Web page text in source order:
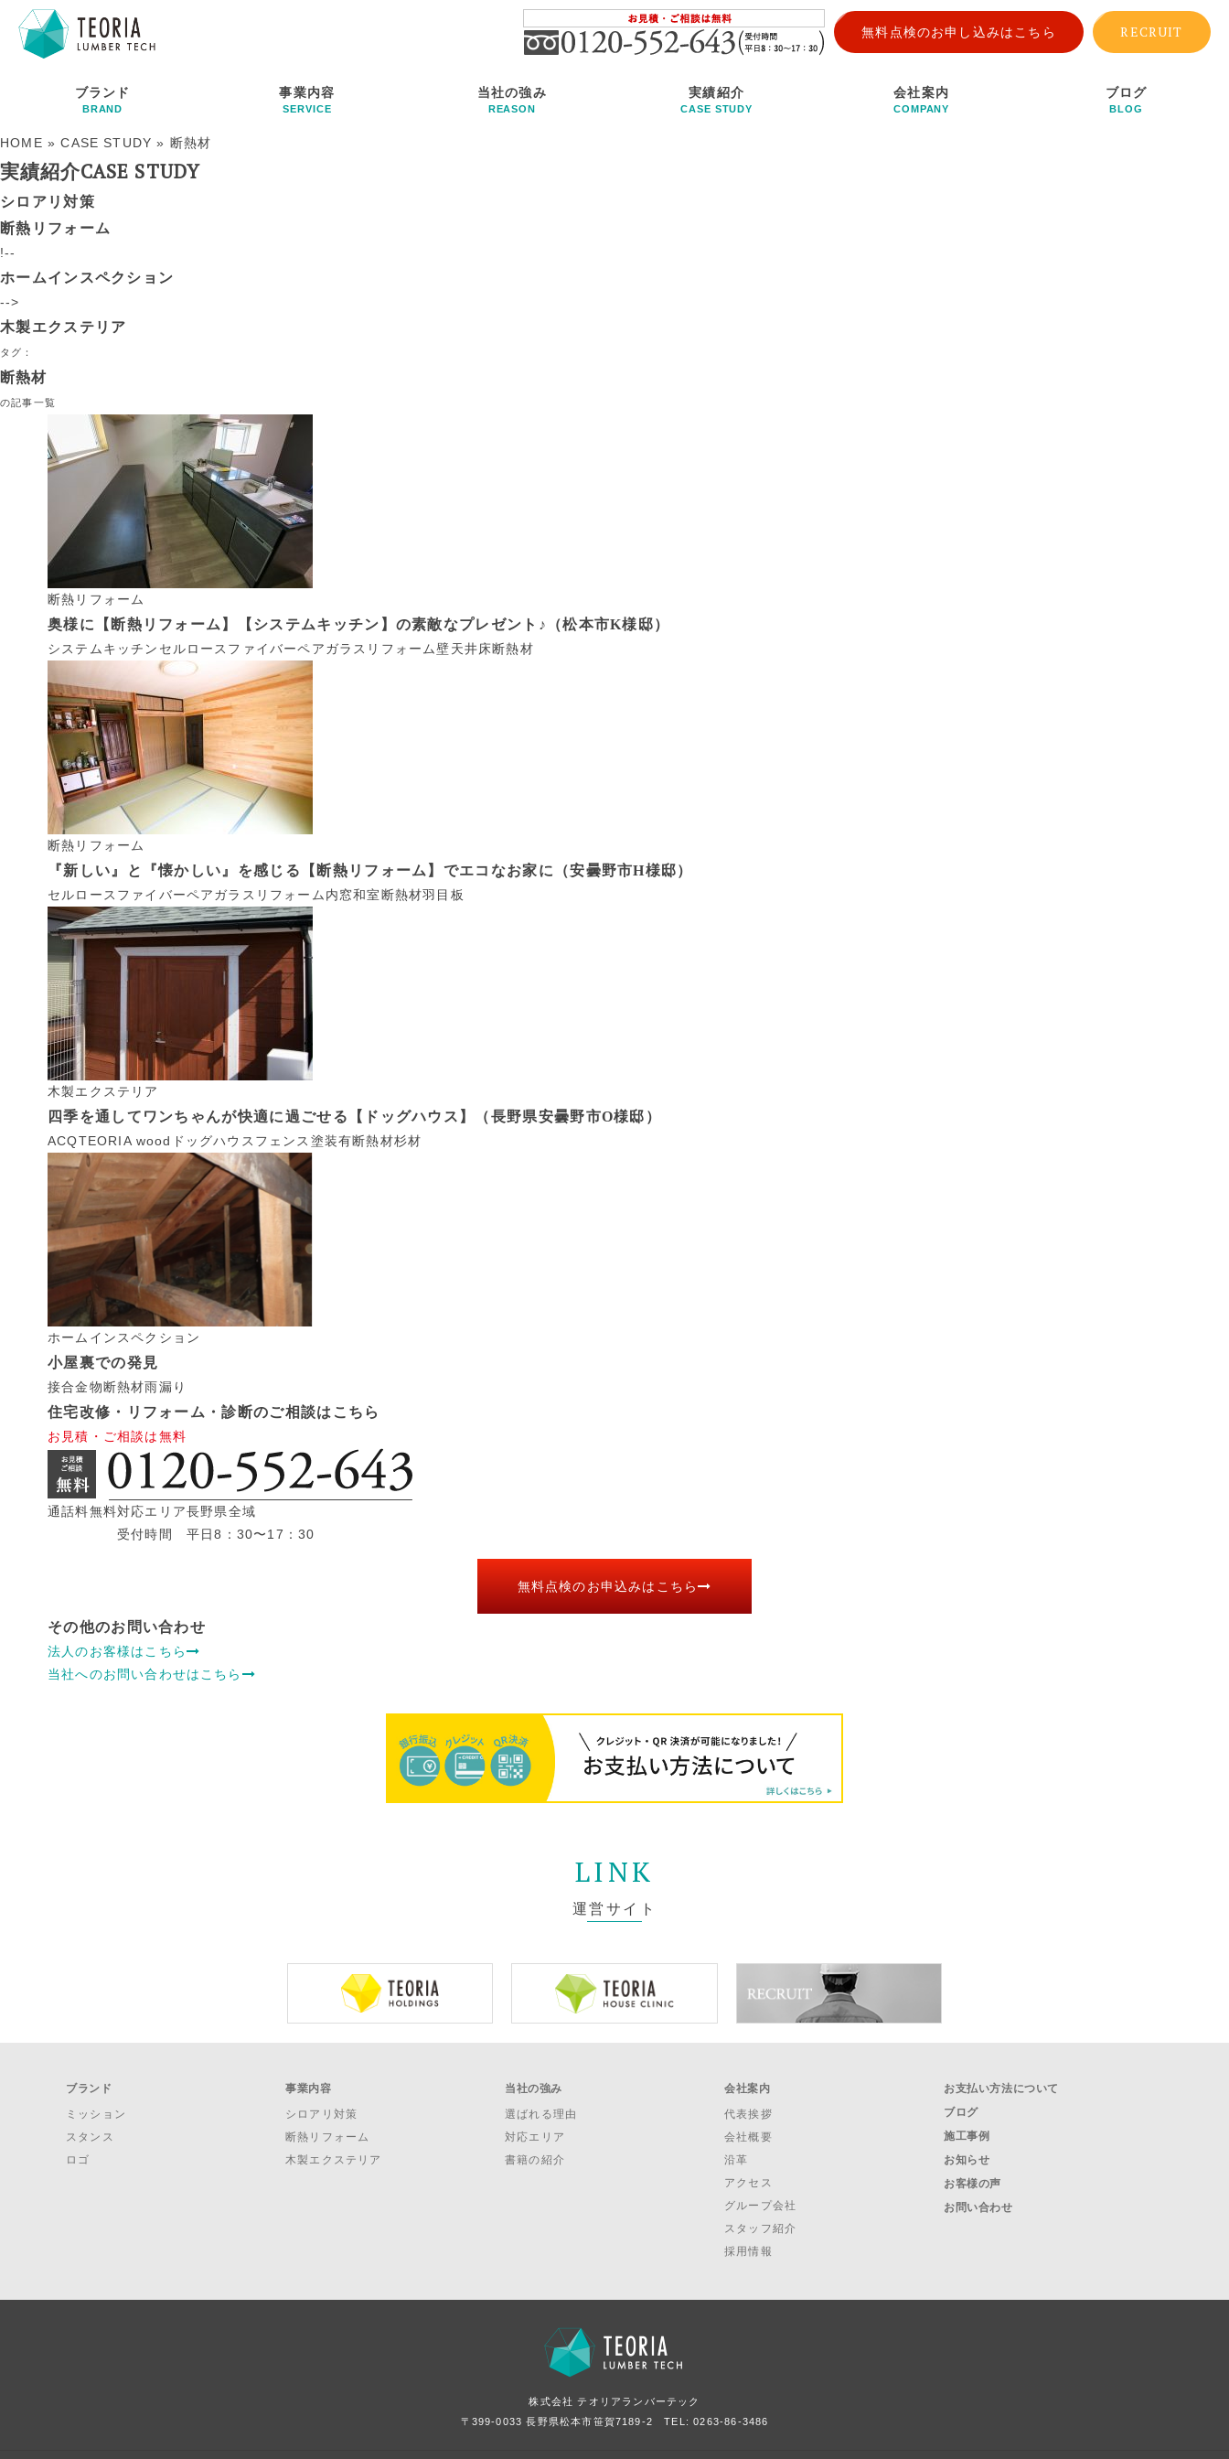
無料点検のお申し込みはこちら RECRUIT
ブランド
BRAND
事業内容
SERVICE
当社の強み
REASON
実績紹介
CASE STUDY
会社案内
COMPANY
ブログ
BLOG
HOME »CASE STUDY » 断熱材
実績紹介CASE STUDY
シロアリ対策
断熱リフォーム
!--
ホームインスペクション
-->
木製エクステリア
タグ：
断熱材
の記事一覧
断熱リフォーム
奥様に【断熱リフォーム】【システムキッチン】の素敵なプレゼント♪（松本市K様邸）
システムキッチン セルロースファイバーペアガラス リフォーム壁天井床断熱材
断熱リフォーム
『新しい』と『懐かしい』を感じる【断熱リフォーム】でエコなお家に（安曇野市H様邸）
セルロースファイバーペアガラス リフォーム 内窓和室断熱材羽目板
木製エクステリア
四季を通してワンちゃんが快適に過ごせる【ドッグハウス】（長野県安曇野市O様邸）
ACQTEORIA wood ドッグハウス フェンス 塗装有断熱材杉材
ホームインスペクション
小屋裏での発見
接合金物断熱材雨漏り
住宅改修・リフォーム・診断のご相談はこちら
お見積・ご相談は無料
通話料無料対応エリア長野県全域
受付時間
平日8：30〜17：30
無料点検のお申込みはこちら
その他のお問い合わせ
法人のお客様はこちら
当社へのお問い合わせはこちら
LINK
運営サイト
ブランド
ミッション
スタンス
ロゴ
事業内容
シロアリ対策
断熱リフォーム
木製エクステリア
当社の強み
選ばれる理由
対応エリア
書籍の紹介
会社案内
代表挨拶
会社概要
沿革
アクセス
グループ会社
スタッフ紹介
採用情報
お支払い方法について
ブログ
施工事例
お知らせ
お客様の声
お問い合わせ
株式会社 テオリアランバーテック
〒399-0033 長野県松本市笹賀7189-2TEL: 0263-86-3486